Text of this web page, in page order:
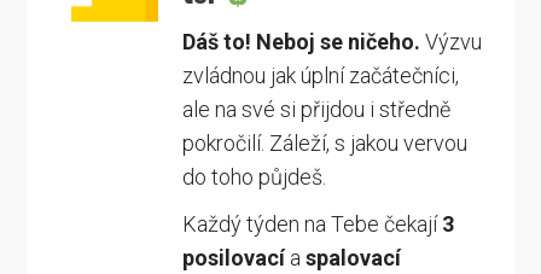
Dáš to! Neboj se ničeho. Výzvu
zvládnou jak úplní začátečníci,
ale na své si přijdou i středně
pokročilí. Záleží, s jakou vervou
do toho půjdeš.
Každý týden na Tebe čekají3
posilovacía spalovací